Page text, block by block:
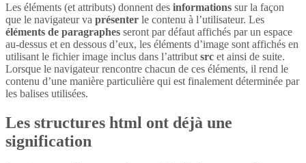
Les éléments (et attributs) donnent des informations sur la façon
que le navigateur va présenter le contenu à l’utilisateur. Les
éléments de paragraphes seront par défaut affichés par un espace
au-dessus et en dessous d’eux, les éléments d’image sont affichés en
utilisant le fichier image inclus dans l’attribut src et ainsi de suite.
Lorsque le navigateur rencontre chacun de ces éléments, il rend le
contenu d’une manière particulière qui est finalement déterminée par
les balises utilisées.
Les structures html ont déjà une
signification